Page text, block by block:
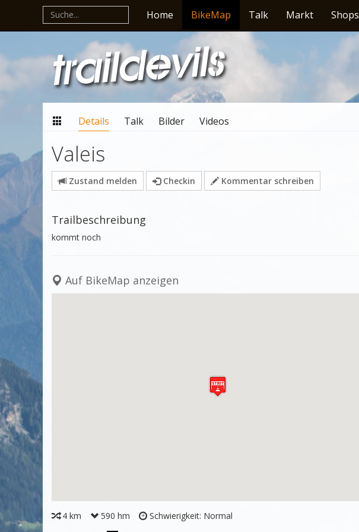
Home BikeMap Talk Markt Shops
Details Talk Bilder Videos
Valeis
Zustand melden Checkin Kommentar schreiben
Trailbeschreibung
kommt noch
Auf BikeMap anzeigen
4 km 590 hm Schwierigkeit: Normal